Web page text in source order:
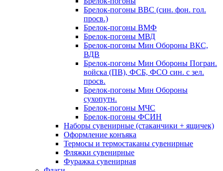
Брелок-погоны ВВС (син. фон. гол.
просв.)
Брелок-погоны ВМФ
Брелок-погоны МВД
Брелок-погоны Мин Обороны ВКС,
ВДВ
Брелок-погоны Мин Обороны Погран.
войска (ПВ), ФСБ, ФСО син. с зел.
просв.
Брелок-погоны Мин Обороны
сухопутн.
Брелок-погоны МЧС
Брелок-погоны ФСИН
Наборы сувенирные (стаканчики + ящичек)
Оформление конъяка
Термосы и термостаканы сувенирные
Фляжки сувенирные
Фуражка сувенирная